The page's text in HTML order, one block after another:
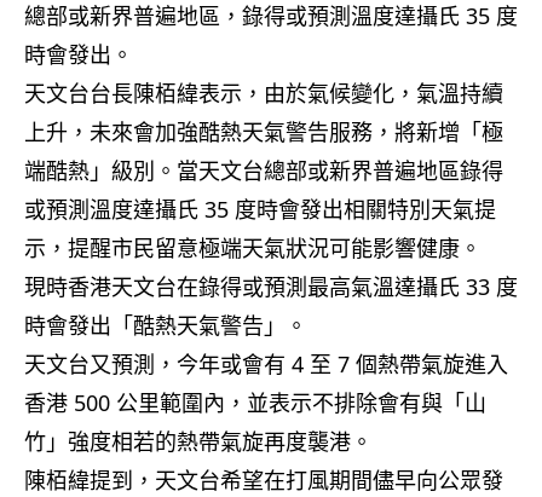
總部或新界普遍地區，錄得或預測溫度達攝氏 35 度
時會發出。
天文台台長陳栢緯表示，由於氣候變化，氣溫持續
上升，未來會加強酷熱天氣警告服務，將新增「極
端酷熱」級別。當天文台總部或新界普遍地區錄得
或預測溫度達攝氏 35 度時會發出相關特別天氣提
示，提醒市民留意極端天氣狀況可能影響健康。
現時香港天文台在錄得或預測最高氣溫達攝氏 33 度
時會發出「酷熱天氣警告」。
天文台又預測，今年或會有 4 至 7 個熱帶氣旋進入
香港 500 公里範圍內，並表示不排除會有與「山
竹」強度相若的熱帶氣旋再度襲港。
陳栢緯提到，天文台希望在打風期間儘早向公眾發